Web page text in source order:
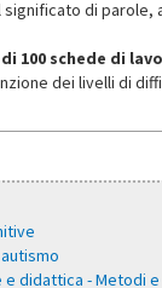
di
100 schede di
dei livelli di
e didattica - Metodi